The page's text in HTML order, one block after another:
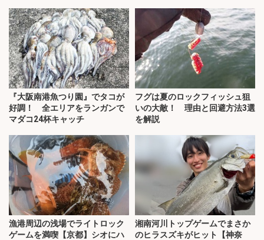
『大阪南港魚つり園』でタコが
好調！ 全エリアをランガンで
マダコ24杯キャッチ
フグは夏のロックフィッシュ狙
いの大敵！ 理由と回避方法3選
を解説
漁港周辺の浅場でライトロック
ゲームを満喫【京都】シオにハ
湘南河川トップゲームでまさか
のヒラスズキがヒット【神奈